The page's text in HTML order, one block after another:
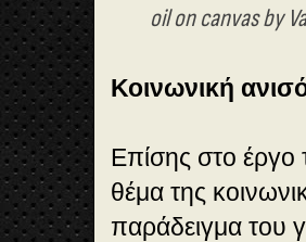
oil on canvas by
Κοινωνική
Επίσης στο έργο
θέμα της
παράδειγμα του